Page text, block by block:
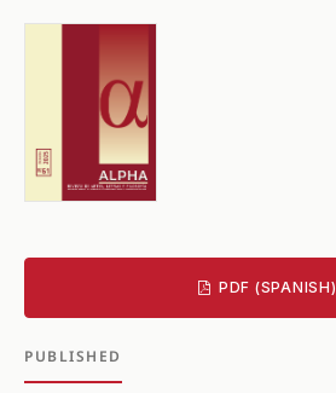
PDF (SPANISH)
PUBLISHED